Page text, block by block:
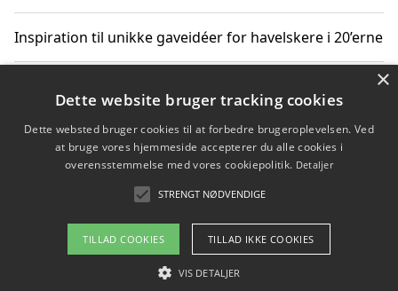
Inspiration til unikke gaveidéer for havelskere i 20’erne
dyrearter i Danmark
Sådan vælger du de bedste vandrerygsække til
Copyright 2026 - Pilanto Aps
Om / kontakt
×
Dette website bruger tracking cookies
Dette websted bruger cookies til at forbedre brugeroplevelsen. Ved
at bruge vores hjemmeside accepterer du alle cookies i
overensstemmelse med vores cookiepolitik. Detaljer
STRENGT NØDVENDIGE
TILLAD COOKIES TILLAD IKKE COOKIES
VIS DETALJER